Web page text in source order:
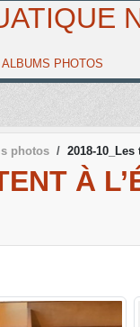
ALBUMS PHOTOS
photos 2018-
À